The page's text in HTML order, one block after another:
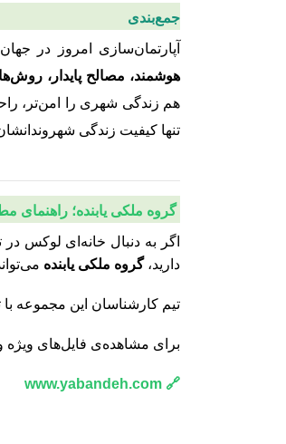
جمع‌بندی
آپارتمان‌سازی امروز در
هوشمند، مصالح پایدار،
هم زندگی شهری را امن‌تر،
تنها کیفیت زندگی
گروه ملکی یابنده؛ راهنمای
دارید،گروه ملکی یابنده
تیم کارشناسان این مجموعه با
برای مشاهده‌ی فایل‌های
🔗 www.yabandeh.com